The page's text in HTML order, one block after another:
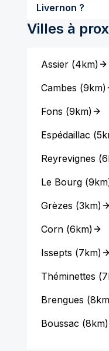
Livernon ?
Villes à
Assier(4km)
Cambes (9km)
Fons (9km)
Espédaillac (
Reyrevignes (
Le Bourg(9km
Grèzes (3km)
Corn(6km)
Issepts (7km)
Théminettes (
Brengues (8km
Boussac (8km)